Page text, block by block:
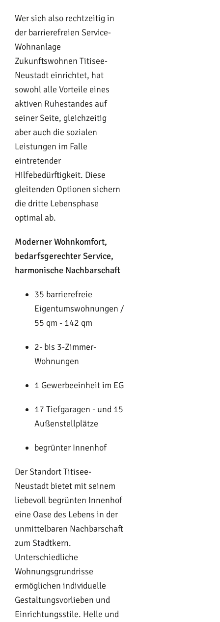
Wer sich also rechtzeitig in
der barrierefreien Service-
Wohnanlage
Zukunftswohnen Titisee-
Neustadt einrichtet, hat
sowohl alle Vorteile eines
aktiven Ruhestandes auf
seiner Seite, gleichzeitig
aber auch die sozialen
Leistungen im Falle
eintretender
Hilfebedürftigkeit. Diese
gleitenden Optionen sichern
die dritte Lebensphase
optimal ab.
Moderner Wohnkomfort,
bedarfsgerechter Service,
harmonische Nachbarschaft
35 barrierefreie
Eigentumswohnungen /
55 qm - 142 qm
2- bis 3-Zimmer-
Wohnungen
1 Gewerbeeinheit im EG
17 Tiefgaragen - und 15
Außenstellplätze
begrünter Innenhof
Der Standort Titisee-
Neustadt bietet mit seinem
liebevoll begrünten Innenhof
eine Oase des Lebens in der
unmittelbaren Nachbarschaft
zum Stadtkern.
Unterschiedliche
Wohnungsgrundrisse
ermöglichen individuelle
Gestaltungsvorlieben und
Einrichtungsstile. Helle und